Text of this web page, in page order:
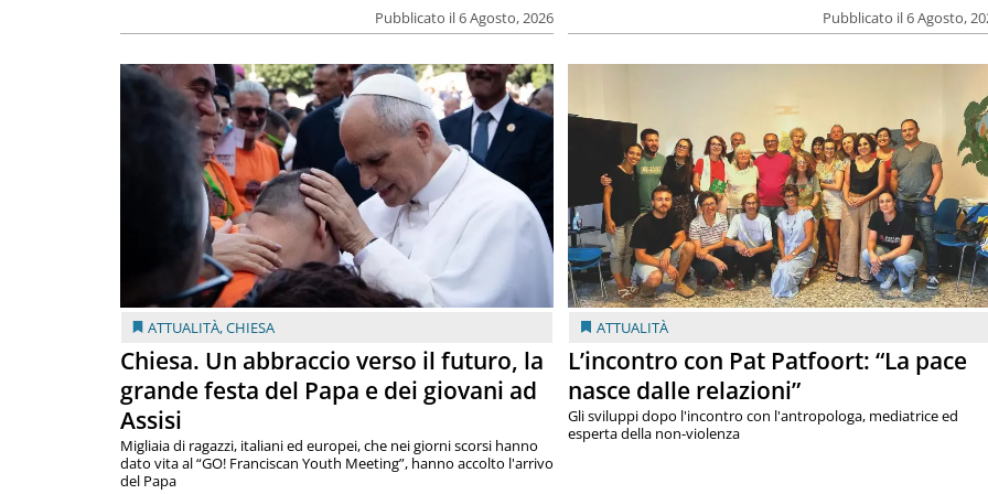
Pubblicato il 6 Agosto, 2026 Pubblicato il 6 Agosto,
ATTUALITÀ,CHIESA
Chiesa. Un abbraccio verso il futuro, la
grande festa del Papa e dei giovani ad
Assisi
Migliaia di ragazzi, italiani ed europei, che nei giorni scorsi hanno
dato vita al “GO! Franciscan Youth Meeting”, hanno accolto l'arrivo
del Papa
ATTUALITÀ
L’incontro con Pat Patfoort: “La pace
nasce dalle relazioni”
Gli sviluppi dopo l'incontro con l'antropologa, mediatrice ed
esperta della non-violenza